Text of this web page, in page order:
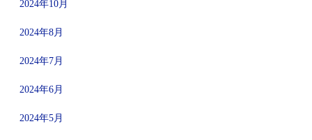
2024年10月
2024年8月
2024年7月
2024年6月
2024年5月